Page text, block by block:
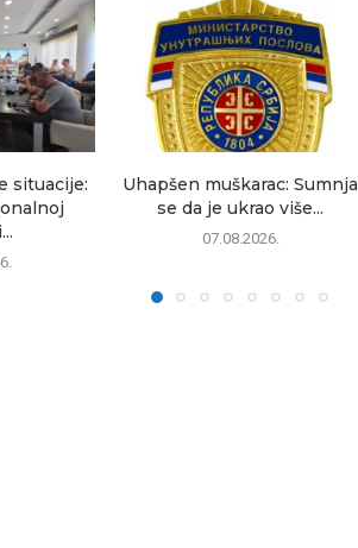
situacije:
Uhapšen muškarac: Sumnja
se da je ukrao više...
07.08.2026.